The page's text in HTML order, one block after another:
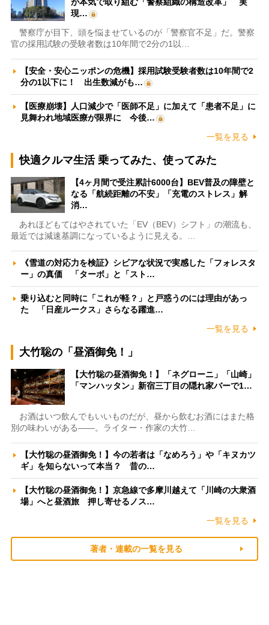
が本気で取り組む「警察組織の構造改革」 実
現…
警察庁が目下、頭を悩ませているのが「警察官不足」だ。警察
官の採用試験の受験者数は10年間で2分の1以…
【安全・安心ニッポンの危機】採用試験受験者数は10年間で2
分の1以下に！ 出生数減がも…
【医療崩壊】人口減少で「医師不足」に加えて「患者不足」に
見舞われ地域医療が限界に 今後…
一覧を見る
快適クルマ生活 乗ってみた、使ってみた
【4ヶ月間で受注累計6000台】BEV普及の障壁と
なる「航続距離の不安」「充電のストレス」解
消…
あれほどもてはやされていた「EV（BEV）シフト」の潮流も、
最近では減速基調になっているように見える。…
《雪道の対応力を検証》シビアな状況で実感した「フォレスタ
ー」の真価 「ターボ」と「スト…
乗り込むと同時に「これが軽？」と戸惑うのには理由があっ
た 「日産ルークス」さらなる躍進…
一覧を見る
大竹聡の「昼酒御免！」
【大竹聡の昼酒御免！】「ネグローニ」「山崎」
「マンハッタン」新宿三丁目の隠れ家バーで1…
お酒はいつ飲んでもいいものだが、昼から飲むお酒にはまた格
別の味わいがある――。ライター・作家の大竹…
【大竹聡の昼酒御免！】今の若者は「なめろう」や「キヌカツ
ギ」を知らないって本当？ 昔の…
【大竹聡の昼酒御免！】京急線で多摩川越えて「川崎の大衆酒
場」へと昼酒旅 押し寄せるノス…
一覧を見る
著者・連載の一覧を見る